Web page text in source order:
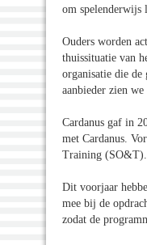
om spelenderwijs
Ouders worden
thuissituatie van
organisatie die de
aanbieder zien
Cardanus gaf in
met Cardanus.
Training (SO&T).
Dit voorjaar
mee bij de
zodat de